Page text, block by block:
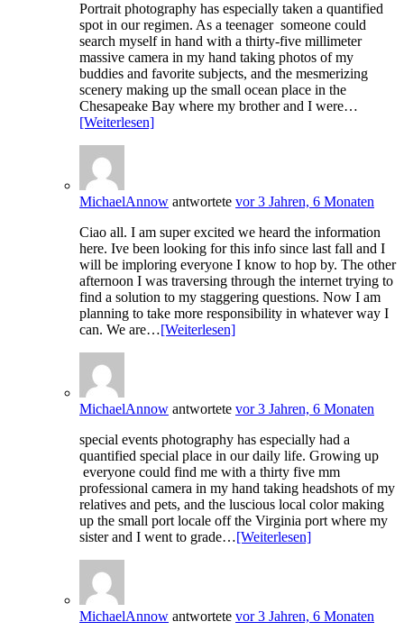
Portrait photography has especially taken a quantified
spot in our regimen. As a teenager someone could
search myself in hand with a thirty-five millimeter
massive camera in my hand taking photos of my
buddies and favorite subjects, and the mesmerizing
scenery making up the small ocean place in the
Chesapeake Bay where my brother and I were…
[Weiterlesen]
MichaelAnnow antwortete vor 3 Jahren, 6 Monaten
Ciao all. I am super excited we heard the information
here. Ive been looking for this info since last fall and I
will be imploring everyone I know to hop by. The other
afternoon I was traversing through the internet trying to
find a solution to my staggering questions. Now I am
planning to take more responsibility in whatever way I
can. We are…[Weiterlesen]
MichaelAnnow antwortete vor 3 Jahren, 6 Monaten
special events photography has especially had a
quantified special place in our daily life. Growing up
everyone could find me with a thirty five mm
professional camera in my hand taking headshots of my
relatives and pets, and the luscious local color making
up the small port locale off the Virginia port where my
sister and I went to grade…[Weiterlesen]
MichaelAnnow antwortete vor 3 Jahren, 6 Monaten